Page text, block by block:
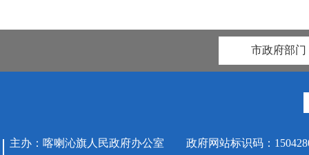
市政府部门
主办：喀喇沁旗人民政府办公室 政府网站标识码：